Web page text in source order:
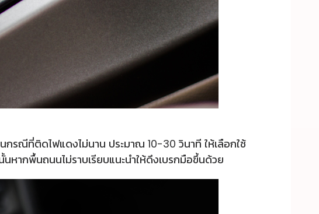
กรณีที่ติดไฟแดงไม่นาน ประมาณ 10-30 วินาที ให้เลือกใช้
หากพื้นถนนไม่ราบเรียบแนะนำให้ดึงเบรกมือขึ้นด้วย